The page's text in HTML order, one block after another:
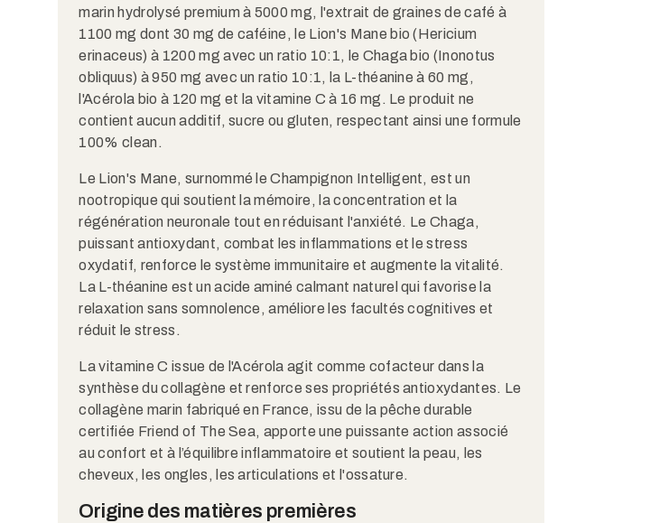
marin hydrolysé premium à 5000 mg, l'extrait de graines de café à
1100 mg dont 30 mg de caféine, le Lion's Mane bio (Hericium
erinaceus) à 1200 mg avec un ratio 10:1, le Chaga bio (Inonotus
obliquus) à 950 mg avec un ratio 10:1, la L-théanine à 60 mg,
l'Acérola bio à 120 mg et la vitamine C à 16 mg. Le produit ne
contient aucun additif, sucre ou gluten, respectant ainsi une formule
100% clean.​​
Le Lion's Mane, surnommé le Champignon Intelligent, est un
nootropique qui soutient la mémoire, la concentration et la
régénération neuronale tout en réduisant l'anxiété. Le Chaga,
puissant antioxydant, combat les inflammations et le stress
oxydatif, renforce le système immunitaire et augmente la vitalité.
La L-théanine est un acide aminé calmant naturel qui favorise la
relaxation sans somnolence, améliore les facultés cognitives et
réduit le stress.​
La vitamine C issue de l'Acérola agit comme cofacteur dans la
synthèse du collagène et renforce ses propriétés antioxydantes. Le
collagène marin fabriqué en France, issu de la pêche durable
certifiée Friend of The Sea, apporte une puissante action associé
au confort et à l’équilibre inflammatoire et soutient la peau, les
cheveux, les ongles, les articulations et l'ossature.​
Origine des matières premières